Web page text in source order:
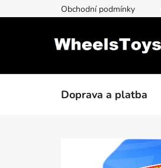
na
Obchodní podmínky
Doprava a platba